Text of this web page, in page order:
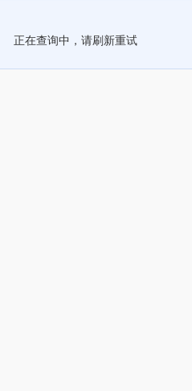
正在查询中，请刷新重试